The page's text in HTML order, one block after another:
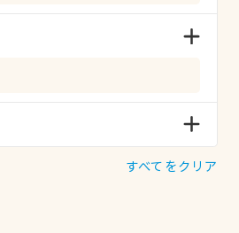
すべてをクリア